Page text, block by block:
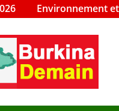
Environnement
Burkina
Demain